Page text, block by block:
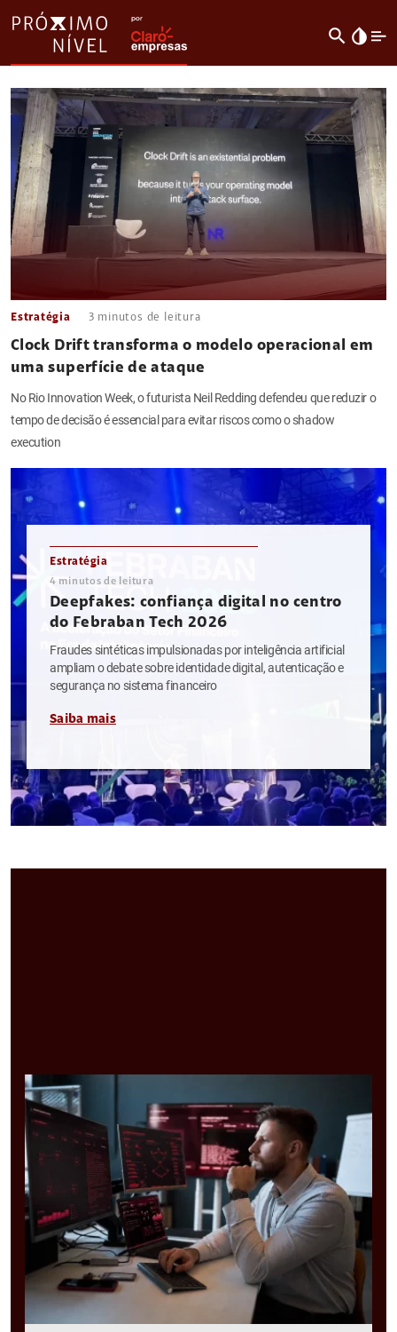
search invert_colors
Estratégia 3 minutos de leitura
Clock Drift transforma o modelo operacional em
uma superfície de ataque
No Rio Innovation Week, o futurista Neil Redding defendeu que reduzir o
tempo de decisão é essencial para evitar riscos como o shadow
execution
Estratégia
4 minutos de leitura
Deepfakes: confiança digital no centro
do Febraban Tech 2026
Fraudes sintéticas impulsionadas por inteligência artificial
ampliam o debate sobre identidade digital, autenticação e
segurança no sistema financeiro
Saiba mais